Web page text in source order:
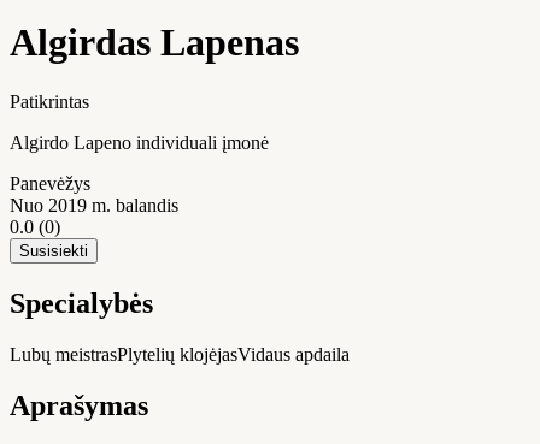
Algirdas Lapenas
Patikrintas
Algirdo Lapeno individuali įmonė
Panevėžys
Nuo 2019 m. balandis
0.0 (0)
Susisiekti
Specialybės
Lubų meistrasPlytelių klojėjasVidaus apdaila
Aprašymas